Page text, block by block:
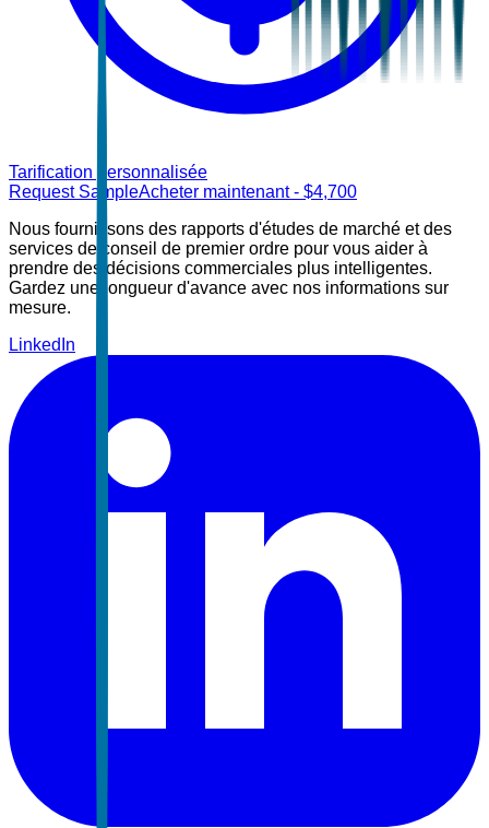
Tarification personnalisée
Request SampleAcheter maintenant- $4,700
Nous fournissons des rapports d'études de marché et des
services de conseil de premier ordre pour vous aider à
prendre des décisions commerciales plus intelligentes.
Gardez une longueur d'avance avec nos informations sur
mesure.
LinkedIn